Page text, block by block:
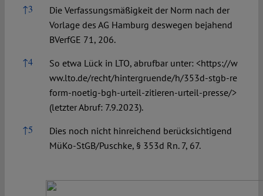
↑3
Die Verfassungsmäßigkeit der Norm nach der
Vorlage des AG Hamburg deswegen bejahend
BVerfGE 71, 206.
↑4 So etwa Lück in LTO, abrufbar unter: <https://w
ww.lto.de/recht/hintergruende/h/353d-stgb-re
form-noetig-bgh-urteil-zitieren-urteil-presse/>
(letzter Abruf: 7.9.2023).
↑5
Dies noch nicht hinreichend berücksichtigend
MüKo-StGB/Puschke, § 353d Rn. 7, 67.